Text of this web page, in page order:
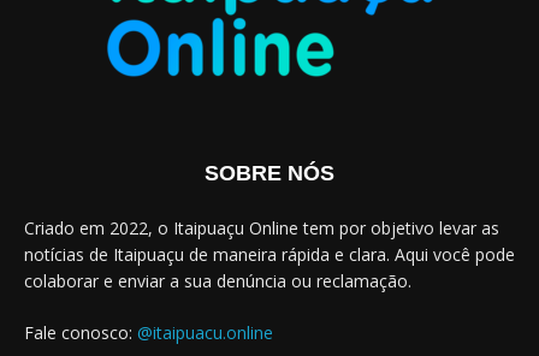
SOBRE NÓS
Criado em 2022, o Itaipuaçu Online tem por objetivo levar as
notícias de Itaipuaçu de maneira rápida e clara. Aqui você pode
colaborar e enviar a sua denúncia ou reclamação.
Fale conosco: @itaipuacu.online